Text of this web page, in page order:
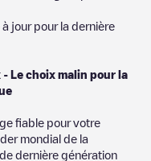
à jour pour la dernière
Le choix malin pour la
fiable pour votre
mondial de la
dernière génération